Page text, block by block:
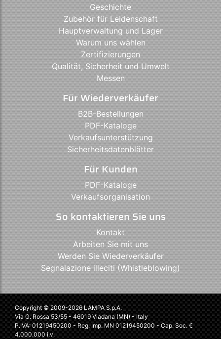
Geschichte
Zubehör für Leidenschaft
Hauptverwaltung und Lager
Warum uns wählen
Zertifizierungen
Qualität, Sicherheit und Umwelt
Messen
Für Wiederverkäufer
B2B-Bestellungen
PDF-Kataloge
Verkaufsunterstützung
Sicherheitsdatenblätter
Für Kunden
PDF-Kataloge
Verkaufsorganisation
So kontaktieren Sie uns
Kontakt
Arbeiten Sie mit uns
Werden Sie Wiederverkäufer
Segnalazione illeciti (Whistleblowing)
Copyright © 2009-2026 LAMPA S.p.A.
Via G. Rossa 53/55 - 46019 Viadana (MN) - Italy
P.IVA: 01219450200 - Reg. Imp. MN 01219450200 - Cap. Soc. €
4.000.000 i.v.